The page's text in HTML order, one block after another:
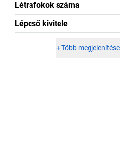
Létrafokok száma
Lépcső kivitele
+Több megjelenítése